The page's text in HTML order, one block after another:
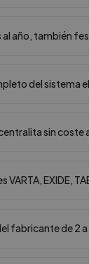
al año, también
del sistema
sin coste
EXIDE,
fabricante de 2 a